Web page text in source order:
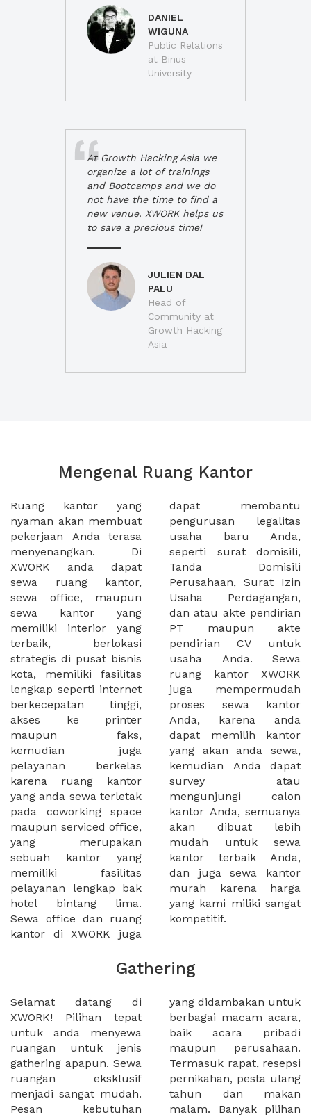
DANIEL
WIGUNA
Public Relations
at Binus
University
At Growth Hacking Asia we
organize a lot of trainings
and Bootcamps and we do
not have the time to find a
new venue. XWORK helps us
to save a precious time!
JULIEN DAL
PALU
Head of
Community at
Growth Hacking
Asia
Mengenal Ruang Kantor
Ruang kantor yang
nyaman akan membuat
pekerjaan Anda terasa
menyenangkan. Di
XWORK anda dapat
sewa ruang kantor,
sewa office, maupun
sewa kantor yang
memiliki interior yang
terbaik, berlokasi
strategis di pusat bisnis
kota, memiliki fasilitas
lengkap seperti internet
berkecepatan tinggi,
akses ke printer
maupun faks,
kemudian juga
pelayanan berkelas
karena ruang kantor
yang anda sewa terletak
pada coworking space
maupun serviced office,
yang merupakan
sebuah kantor yang
memiliki fasilitas
pelayanan lengkap bak
hotel bintang lima.
Sewa office dan ruang
kantor di XWORK juga
dapat membantu
pengurusan legalitas
usaha baru Anda,
seperti surat domisili,
Tanda Domisili
Perusahaan, Surat Izin
Usaha Perdagangan,
dan atau akte pendirian
PT maupun akte
pendirian CV untuk
usaha Anda. Sewa
ruang kantor XWORK
juga mempermudah
proses sewa kantor
Anda, karena anda
dapat memilih kantor
yang akan anda sewa,
kemudian Anda dapat
survey atau
mengunjungi calon
kantor Anda, semuanya
akan dibuat lebih
mudah untuk sewa
kantor terbaik Anda,
dan juga sewa kantor
murah karena harga
yang kami miliki sangat
kompetitif.
Gathering
Selamat datang di
XWORK! Pilihan tepat
untuk anda menyewa
ruangan untuk jenis
gathering apapun. Sewa
ruangan eksklusif
menjadi sangat mudah.
Pesan kebutuhan
yang didambakan untuk
berbagai macam acara,
baik acara pribadi
maupun perusahaan.
Termasuk rapat, resepsi
pernikahan, pesta ulang
tahun dan makan
malam. Banyak pilihan